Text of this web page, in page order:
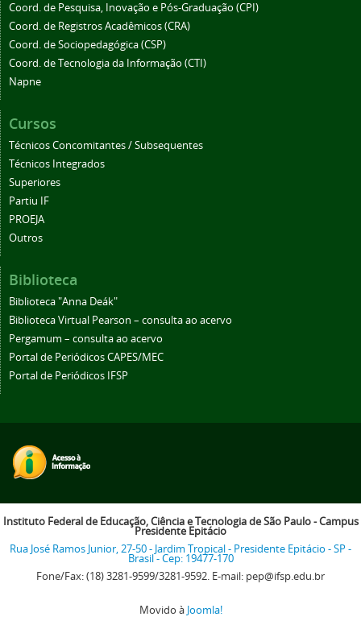
Coord. de Pesquisa, Inovação e Pós-Graduação (CPI)
Coord. de Registros Acadêmicos (CRA)
Coord. de Sociopedagógica (CSP)
Coord. de Tecnologia da Informação (CTI)
Napne
Cursos
Técnicos Concomitantes / Subsequentes
Técnicos Integrados
Superiores
Partiu IF
PROEJA
Outros
Biblioteca
Biblioteca "Anna Deák"
Biblioteca Virtual Pearson – consulta ao acervo
Pergamum – consulta ao acervo
Portal de Periódicos CAPES/MEC
Portal de Periódicos IFSP
Instituto Federal de Educação, Ciência e Tecnologia de São Paulo - Campus
Presidente Epitácio
Rua José Ramos Junior, 27-50 - Jardim Tropical - Presidente Epitácio - SP -
Brasil - Cep: 19477-170
Fone/Fax: (18) 3281-9599/3281-9592. E-mail: pep@ifsp.edu.br
Movido à Joomla!